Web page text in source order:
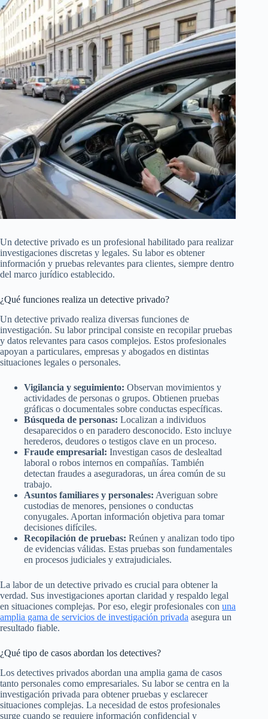
Un detective privado es un profesional habilitado para realizar
investigaciones discretas y legales. Su labor es obtener
información y pruebas relevantes para clientes, siempre dentro
del marco jurídico establecido.
¿Qué funciones realiza un detective privado?
Un detective privado realiza diversas funciones de
investigación. Su labor principal consiste en recopilar pruebas
y datos relevantes para casos complejos. Estos profesionales
apoyan a particulares, empresas y abogados en distintas
situaciones legales o personales.
Vigilancia y seguimiento: Observan movimientos y
actividades de personas o grupos. Obtienen pruebas
gráficas o documentales sobre conductas específicas.
Búsqueda de personas: Localizan a individuos
desaparecidos o en paradero desconocido. Esto incluye
herederos, deudores o testigos clave en un proceso.
Fraude empresarial: Investigan casos de deslealtad
laboral o robos internos en compañías. También
detectan fraudes a aseguradoras, un área común de su
trabajo.
Asuntos familiares y personales: Averiguan sobre
custodias de menores, pensiones o conductas
conyugales. Aportan información objetiva para tomar
decisiones difíciles.
Recopilación de pruebas: Reúnen y analizan todo tipo
de evidencias válidas. Estas pruebas son fundamentales
en procesos judiciales y extrajudiciales.
La labor de un detective privado es crucial para obtener la
verdad. Sus investigaciones aportan claridad y respaldo legal
en situaciones complejas. Por eso, elegir profesionales con una
amplia gama de servicios de investigación privada asegura un
resultado fiable.
¿Qué tipo de casos abordan los detectives?
Los detectives privados abordan una amplia gama de casos
tanto personales como empresariales. Su labor se centra en la
investigación privada para obtener pruebas y esclarecer
situaciones complejas. La necesidad de estos profesionales
surge cuando se requiere información confidencial y